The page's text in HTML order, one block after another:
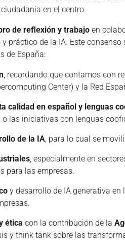
en el centro.
de reflexión y trabajo en
práctico de la IA. Este
de España:
, recordando que contamos con
Center) y la Red
calidad en español y lenguas
las iniciativas con lenguas
de la IA, para lo cual se
, especialmente en
para las empresas.
y desarrollo de IA generativa
ética con la contribución de la
y think tank sobre las